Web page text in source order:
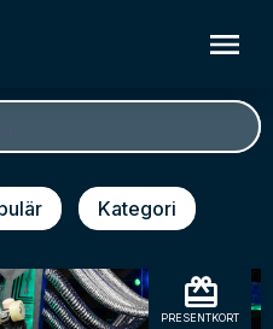
Kategori
PRESENTKORT